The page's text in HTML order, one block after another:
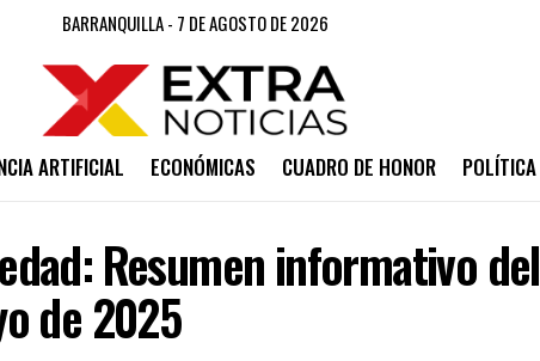
BARRANQUILLA - 7 DE AGOSTO DE 2026
ARTIFICIAL ECONÓMICAS CUADRO DE HONOR POLÍTICA
Resumen informativo del
de 2025